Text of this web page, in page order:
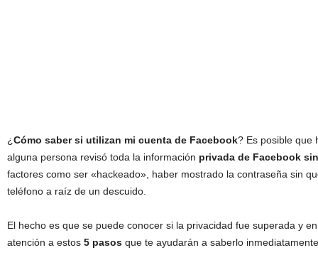
¿Cómo saber si utilizan mi cuenta de Facebook? Es posible que
alguna persona revisó toda la información privada de Facebook
factores como ser «hackeado», haber mostrado la contraseña sin
teléfono a raíz de un descuido.
El hecho es que se puede conocer si la privacidad fue superada y
atención a estos 5 pasos que te ayudarán a saberlo inmediatamente